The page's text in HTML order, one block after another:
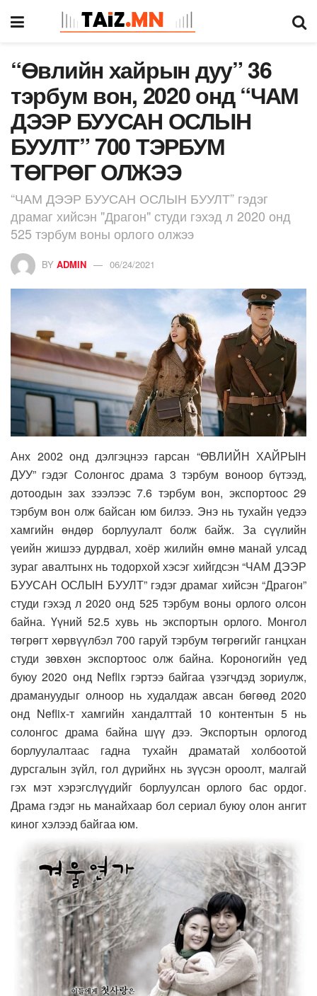
“Өвлийн хайрын дуу” 36
тэрбум вон, 2020 онд “ЧАМ
ДЭЭР БУУСАН ОСЛЫН
БУУЛТ” 700 ТЭРБУМ
ТӨГРӨГ ОЛЖЭЭ
“ЧАМ ДЭЭР БУУСАН ОСЛЫН БУУЛТ” гэдэг
драмаг хийсэн "Драгон" студи гэхэд л 2020 онд
525 тэрбум воны орлого олжээ
BY ADMIN 06/24/2021
Анх 2002 онд дэлгэцнээ гарсан “ӨВЛИЙН ХАЙРЫН
ДУУ” гэдэг Солонгос драма 3 тэрбум воноор бүтээд,
дотоодын зах зээлээс 7.6 тэрбум вон, экспортоос 29
тэрбум вон олж байсан юм билээ. Энэ нь тухайн үедээ
хамгийн өндөр борлуулалт болж байж. За сүүлийн
үеийн жишээ дурдвал, хоёр жилийн өмнө манай улсад
зураг авалтынх нь тодорхой хэсэг хийгдсэн “ЧАМ ДЭЭР
БУУСАН ОСЛЫН БУУЛТ” гэдэг драмаг хийсэн “Драгон”
студи гэхэд л 2020 онд 525 тэрбум воны орлого олсон
байна. Үүний 52.5 хувь нь экспортын орлого. Монгол
төгрөгт хөрвүүлбэл 700 гаруй тэрбум төгрөгийг ганцхан
студи зөвхөн экспортоос олж байна. Короногийн үед
буюу 2020 онд Neflix гэртээ байгаа үзэгчдэд зориулж,
драмануудыг олноор нь худалдаж авсан бөгөөд 2020
онд Neflix-т хамгийн хандалттай 10 контентын 5 нь
солонгос драма байна шүү дээ. Экспортын орлогод
борлуулалтаас гадна тухайн драматай холбоотой
дурсгалын зүйл, гол дүрийнх нь зүүсэн ороолт, малгай
гэх мэт хэрэгслүүдийг борлуулсан орлого бас ордог.
Драма гэдэг нь манайхаар бол сериал буюу олон ангит
киног хэлээд байгаа юм.